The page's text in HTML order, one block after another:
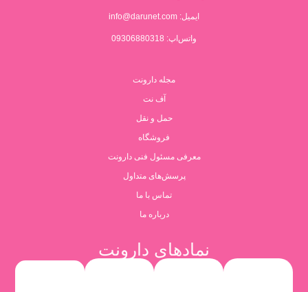
ایمیل: info@darunet.com
واتس‌اپ: 09306880318
مجله دارونت
آف نت
حمل و نقل
فروشگاه
معرفی مسئول فنی دارونت
پرسش‌های متداول
تماس با ما
درباره ما
نمادهای دارونت